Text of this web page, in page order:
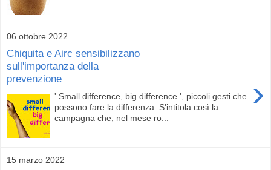
06 ottobre 2022
Chiquita e Airc sensibilizzano
sull'importanza della
prevenzione
›
' Small difference, big difference ', piccoli gesti che
possono fare la differenza. S'intitola così la
campagna che, nel mese ro...
15 marzo 2022